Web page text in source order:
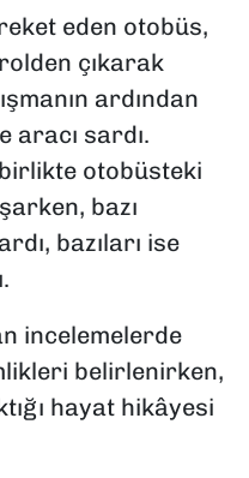
eden otobüs,
çıkarak
ardından
aracı sardı.
otobüsteki
bazı
bazıları ise
incelemelerde
belirlenirken,
hayat hikâyesi